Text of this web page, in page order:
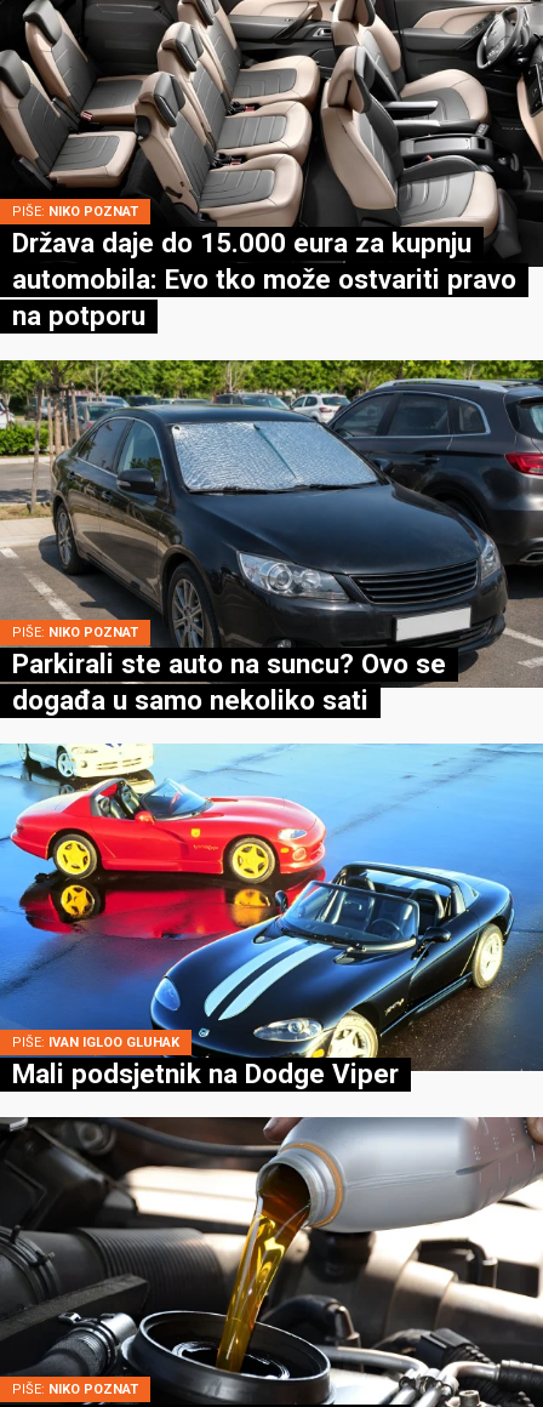
PIŠE: NIKO POZNAT
Država daje do 15.000 eura za kupnju
automobila: Evo tko može ostvariti pravo
na potporu
PIŠE: NIKO POZNAT
Parkirali ste auto na suncu? Ovo se
događa u samo nekoliko sati
PIŠE: IVAN IGLOO GLUHAK
Mali podsjetnik na Dodge Viper
PIŠE: NIKO POZNAT